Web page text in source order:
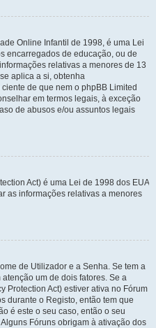
Online Infantil de 1998, é uma Lei
encarregados de educação, ou de
relativas a menores de 13
aplica a si, obtenha
de que nem o phpBB Limited
em termos legais, à exceção
de abusos e/ou assuntos legais
Act) é uma Lei de 1998 dos EUA
as informações relativas a menores
de Utilizador e a Senha. Se tem a
um de dois fatores. Se a
Protection Act) estiver ativa no Fórum
durante o Registo, então tem que
é este o seu caso, então o seu
Fóruns obrigam à ativação dos